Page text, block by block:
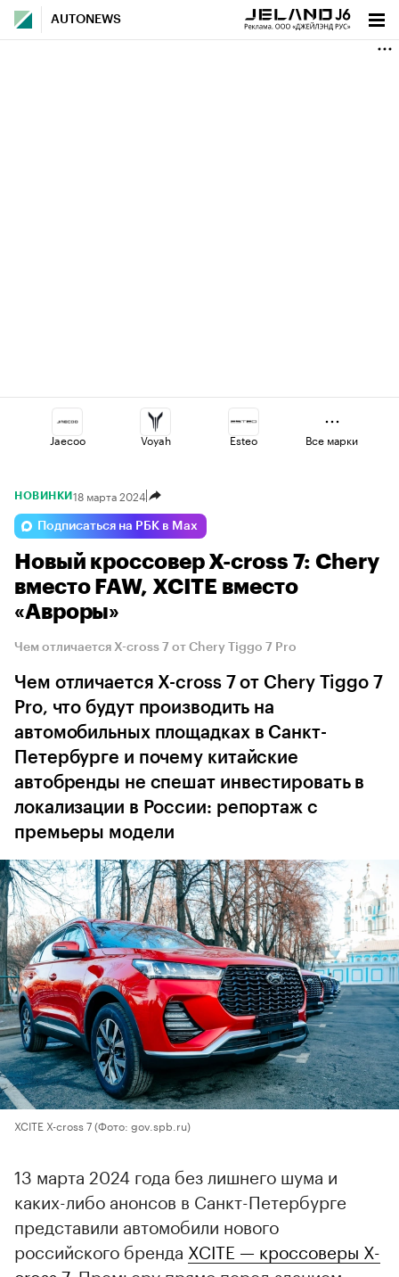
AUTONEWS
Jaecoo Voyah Esteo
Haval Changan
Lada Omoda Geely
Все марки
НОВИНКИ 18 марта 2024
Подписаться на РБК в Max
Новый кроссовер X-cross 7: Chery
вместо FAW, XCITE вместо
«Авроры»
Чем отличается X-cross 7 от Chery Tiggo 7 Pro
Чем отличается X-cross 7 от Chery Tiggo 7
Pro, что будут производить на
автомобильных площадках в Санкт-
Петербурге и почему китайские
автобренды не спешат инвестировать в
локализации в России: репортаж с
премьеры модели
XCITE X-cross 7(Фото: gov.spb.ru)
13 марта 2024 года без лишнего шума и
каких-либо анонсов в Санкт-Петербурге
представили автомобили нового
российского бренда XCITE — кроссоверы X-